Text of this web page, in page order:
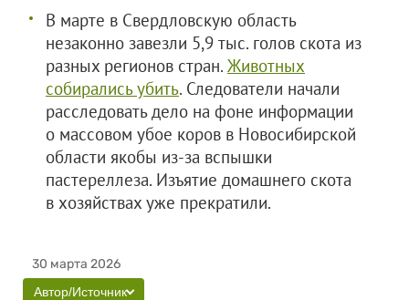
В марте в Свердловскую область
незаконно завезли 5,9 тыс. голов скота из
разных регионов стран. Животных
собирались убить. Следователи начали
расследовать дело на фоне информации
о массовом убое коров в Новосибирской
области якобы из-за вспышки
пастереллеза. Изъятие домашнего скота
в хозяйствах уже прекратили.
30 марта 2026
Автор/Источник